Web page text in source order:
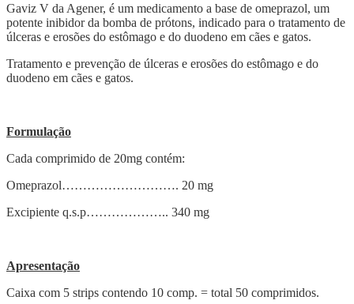
Gaviz V da Agener, é um medicamento a base de omeprazol, um
potente inibidor da bomba de prótons, indicado para o tratamento de
úlceras e erosões do estômago e do duodeno em cães e gatos.
Tratamento e prevenção de úlceras e erosões do estômago e do
duodeno em cães e gatos.
Formulação
Cada comprimido de 20mg contém:
Omeprazol………………………. 20 mg
Excipiente q.s.p……………….. 340 mg
Apresentação
Caixa com 5 strips contendo 10 comp. = total 50 comprimidos.